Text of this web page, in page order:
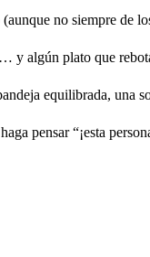
no siempre de
y algún plato que
equilibrada,
pensar “¡esta